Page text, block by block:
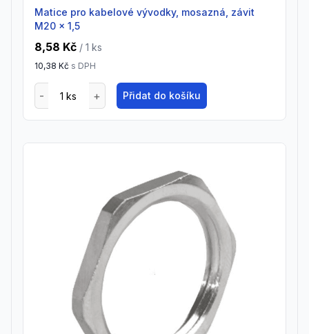
Matice pro kabelové vývodky, mosazná, závit
M20 x 1,5
8,58 Kč / 1 ks
10,38 Kč s DPH
Přidat do košíku